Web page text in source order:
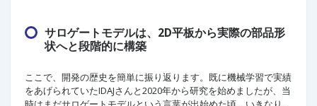
サロゲートモデルは、2D平板から実際の部品形
状へと段階的に構築
ここで、開発の歴史を簡単に振り返ります。既に機械学習で実績
をあげられていたIDAJさんと2020年から研究を始めましたが、当